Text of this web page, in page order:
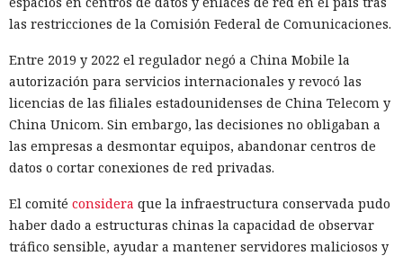
las restricciones de la Comisión Federal de Comunicaciones.
Entre 2019 y 2022 el regulador negó a China Mobile la
autorización para servicios internacionales y revocó las
licencias de las filiales estadounidenses de China Telecom y
China Unicom. Sin embargo, las decisiones no obligaban a
las empresas a desmontar equipos, abandonar centros de
datos o cortar conexiones de red privadas.
El comité considera que la infraestructura conservada pudo
haber dado a estructuras chinas la capacidad de observar
tráfico sensible, ayudar a mantener servidores maliciosos y